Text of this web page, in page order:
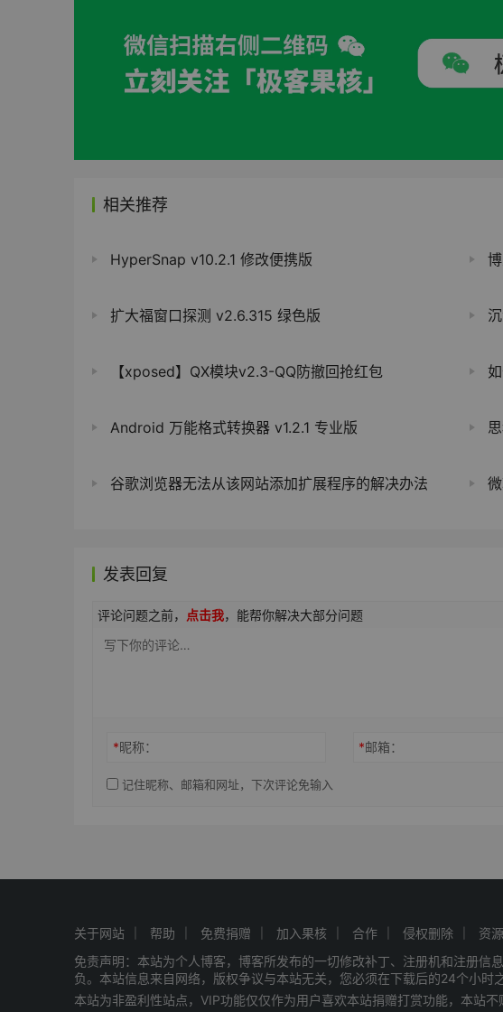
相关推荐
HyperSnap v10.2.1 修改便携版 博
扩大福窗口探测 v2.6.315 绿色版 沉
【xposed】QX模块v2.3-QQ防撤回抢红包
Android 万能格式转换器 v1.2.1 专业版
谷歌浏览器无法从该网站添加扩展程序的解决办法
发表回复
评论问题之前， 点击我，能帮你解决大部分问题
*昵称： *邮箱：
记住昵称、邮箱和网址，下次评论免输入
关于网站 帮助 免费捐赠 加入果核 合作 侵权删除 资
免责声明：本站为个人博客，博客所发布的一切修改补丁、注册机和注册
负。本站信息来自网络，版权争议与本站无关，您必须在下载后的24个小时
本站为非盈利性站点，VIP功能仅仅作为用户喜欢本站捐赠打赏功能，本站不